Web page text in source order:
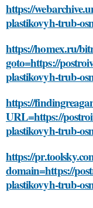
https://
plastikovyh-trub-
https://homex.ru/
goto=https://
plastikovyh-trub-
https://
URL=https://
plastikovyh-trub-
https://
domain=https://
plastikovyh-trub-